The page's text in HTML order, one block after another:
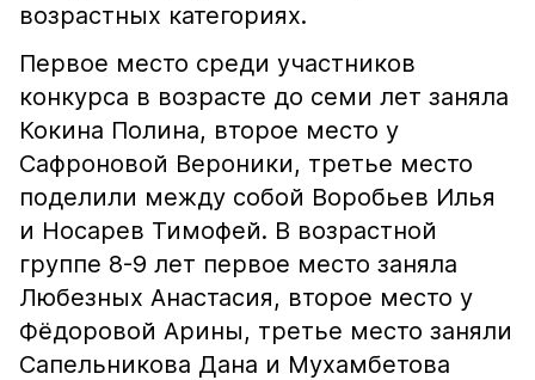
возрастных категориях.
Первое место среди участников
конкурса в возрасте до семи лет заняла
Кокина Полина, второе место у
Сафроновой Вероники, третье место
поделили между собой Воробьев Илья
и Носарев Тимофей. В возрастной
группе 8-9 лет первое место заняла
Любезных Анастасия, второе место у
Фëдоровой Арины, третье место заняли
Сапельникова Дана и Мухамбетова